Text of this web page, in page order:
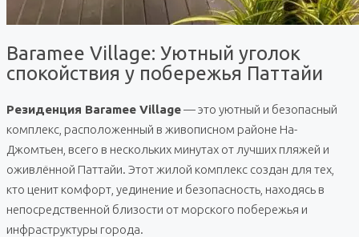
Baramee Village: Уютный уголок
спокойствия у побережья Паттайи
Резиденция Baramee Village— это уютный и безопасный
комплекс, расположенный в живописном районе На-
Джомтьен, всего в нескольких минутах от лучших пляжей и
оживлённой Паттайи. Этот жилой комплекс создан для тех,
кто ценит комфорт, уединение и безопасность, находясь в
непосредственной близости от морского побережья и
инфраструктуры города.